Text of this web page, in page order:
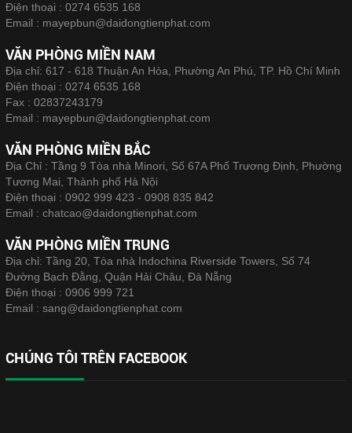
Điện thoại : 0274 6535 168
Email : mayepbun@daidongtienphat.com
VĂN PHÒNG MIỀN NAM
Địa chỉ: 617 - 618 Thuận An Hòa, Phường An Phú, TP. Hồ Chí Minh
Điện thoại : 0274 6535 168
Fax : 02837243179
Email : mayepbun@daidongtienphat.com
VĂN PHÒNG MIỀN BẮC
Địa Chỉ : Tầng 9 Tòa nhà Minori, Số 67A Phố Trương Định, Phường
Tương Mai, Thành phố Hà Nội
Điện thoại : 0902 999 423 - 0908 835 842
Email : chatcao@daidongtienphat.com
VĂN PHÒNG MIỀN TRUNG
Địa chỉ: Tầng 20, Tòa nhà Indochina Riverside Towers, Số 74
Đường Bạch Đằng, Quận Hải Châu, Đà Nẵng
Điện thoại : 0906 999 721
Email : sang@daidongtienphat.com
CHÚNG TÔI TRÊN FACEBOOK